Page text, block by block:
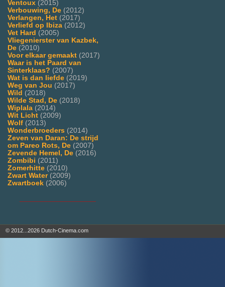
Ventoux (2015)
Verbouwing, De (2012)
Verlangen, Het (2017)
Verliefd op Ibiza (2012)
Vet Hard (2005)
Vliegenierster van Kazbek,
De (2010)
Voor elkaar gemaakt (2017)
Waar is het Paard van
Sinterklaas? (2007)
Wat is dan liefde (2019)
Weg van Jou (2017)
Wild (2018)
Wilde Stad, De (2018)
Wiplala (2014)
Wit Licht (2009)
Wolf (2013)
Wonderbroeders (2014)
Zeven van Daran: De strijd
om Pareo Rots, De (2007)
Zevende Hemel, De (2016)
Zombibi (2011)
Zomerhitte (2010)
Zwart Water(2009)
Zwartboek (2006)
© 2012...2026 Dutch-Cinema.com